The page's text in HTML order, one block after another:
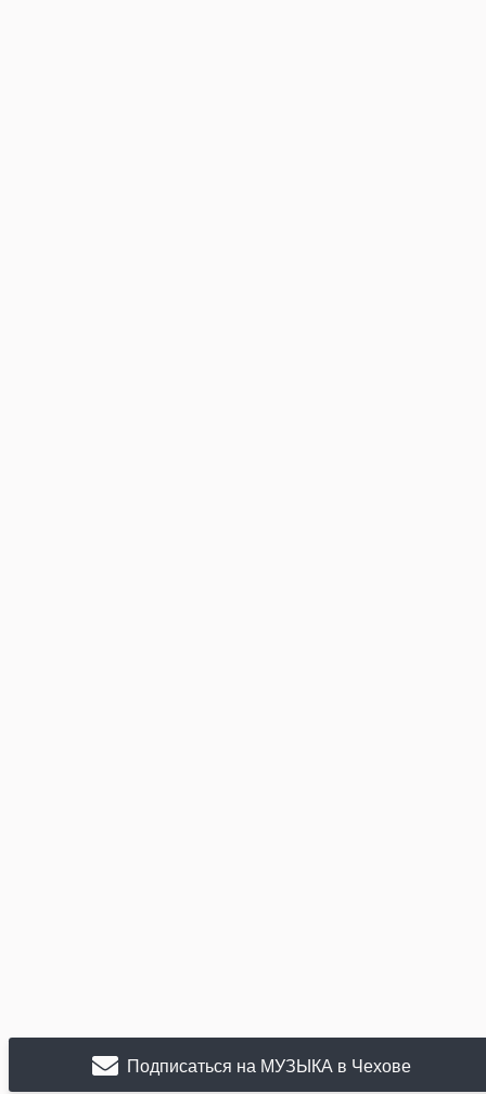
Подписаться на МУЗЫКА в Чехове